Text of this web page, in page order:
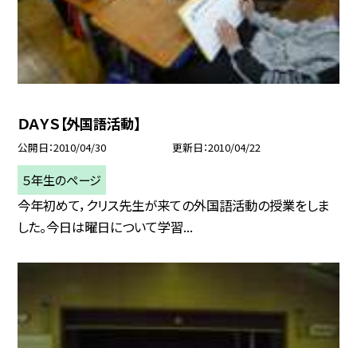
ＤＡＹＳ【外国語活動】
公開日 2010/04/30 更新日 2010/04/22
５年生のページ
今年初めて，クリス先生が来ての外国語活動の授業をしま
した。今日は曜日について学習...